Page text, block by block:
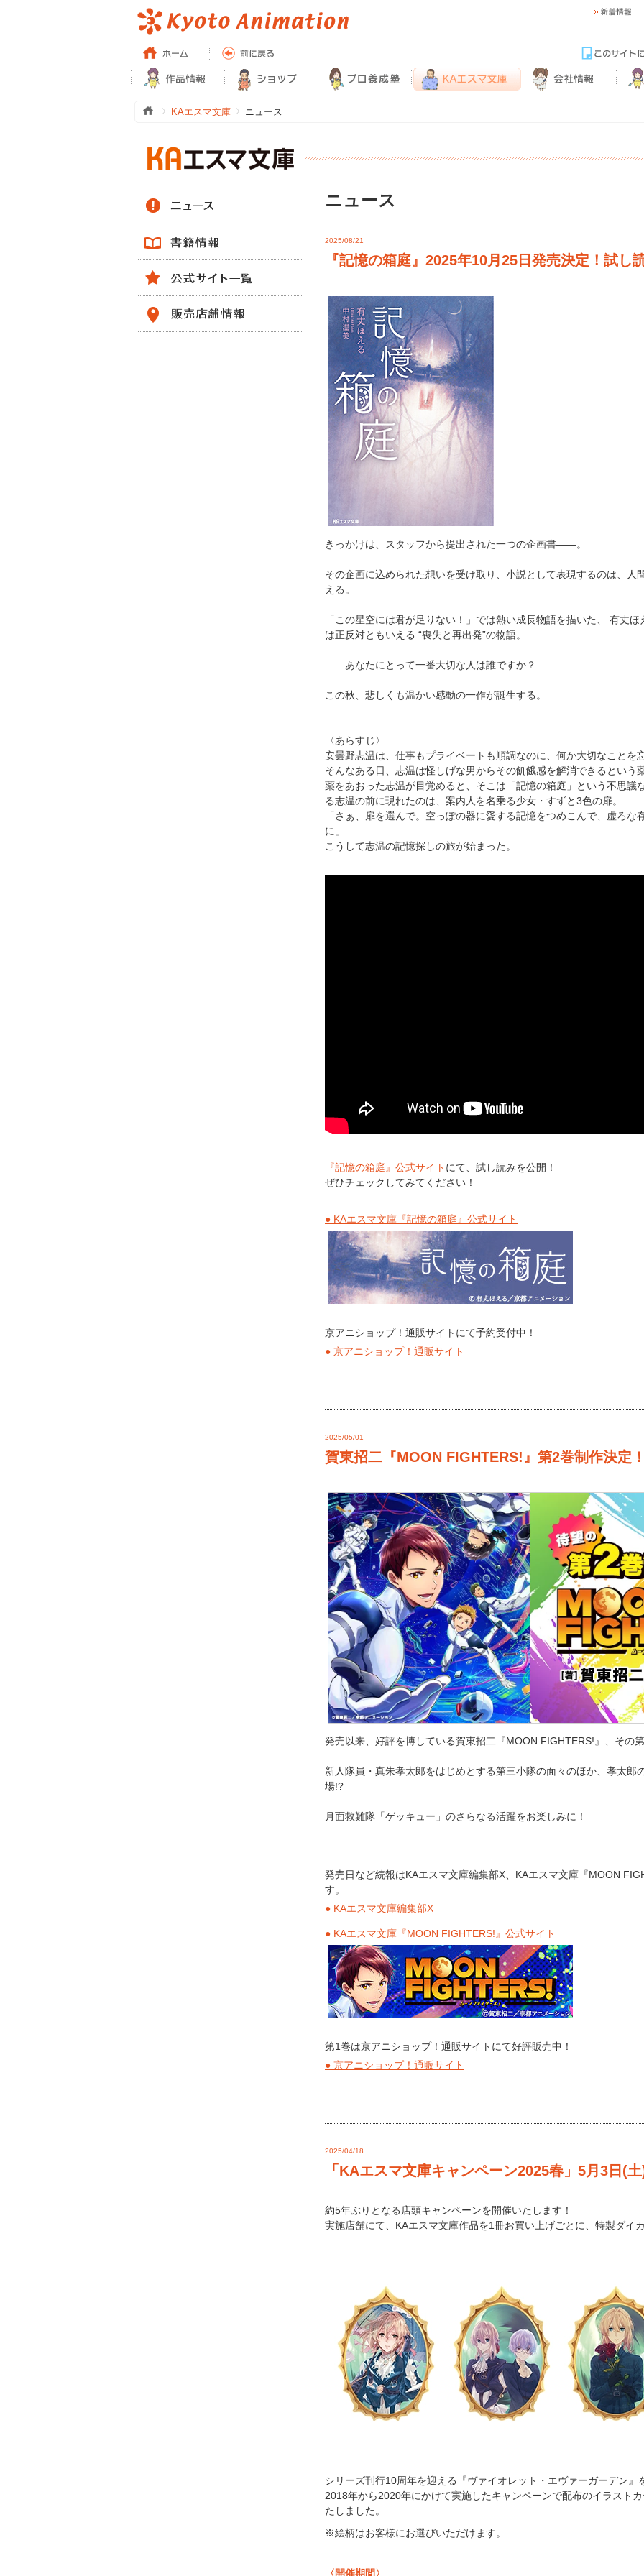
KAエスマ文庫 ニュース
ニュース
2025/08/21
『記憶の箱庭』2025年10月25日発売決定！試し
きっかけは、スタッフから提出された一つの企画書――。
その企画に込められた想いを受け取り、小説として表現するのは、人
える。
「この星空には君が足りない！」では熱い成長物語を描いた、 有丈
は正反対ともいえる “喪失と再出発”の物語。
――あなたにとって一番大切な人は誰ですか？――
この秋、悲しくも温かい感動の一作が誕生する。
〈あらすじ〉
安曇野志温は、仕事もプライベートも順調なのに、何か大切なことを
そんなある日、志温は怪しげな男からその飢餓感を解消できるという
薬をあおった志温が目覚めると、そこは「記憶の箱庭」という不思議
る志温の前に現れたのは、案内人を名乗る少女・すずと3色の扉。
「さぁ、扉を選んで。空っぽの器に愛する記憶をつめこんで、虚ろ
に」
こうして志温の記憶探しの旅が始まった。
『記憶の箱庭』公式サイト にて、試し読みを公開！
ぜひチェックしてみてください！
● KAエスマ文庫『記憶の箱庭』公式サイト
京アニショップ！通販サイトにて予約受付中！
● 京アニショップ！通販サイト
2025/05/01
賀東招二『MOON FIGHTERS!』第2巻制作決定
発売以来、好評を博している賀東招二『MOON FIGHTERS!』、その
新人隊員・真朱孝太郎をはじめとする第三小隊の面々のほか、孝太郎
場!?
月面救難隊「ゲッキュー」のさらなる活躍をお楽しみに！
発売日など続報はKAエスマ文庫編集部X、KAエスマ文庫『MOON
す。
● KAエスマ文庫編集部X
● KAエスマ文庫『MOON FIGHTERS!』公式サイト
第1巻は京アニショップ！通販サイトにて好評販売中！
● 京アニショップ！通販サイト
2025/04/18
「KAエスマ文庫キャンペーン2025春」5月3日(
約5年ぶりとなる店頭キャンペーンを開催いたします！
実施店舗にて、KAエスマ文庫作品を1冊お買い上げごとに、特製ダイ
シリーズ刊行10周年を迎える『ヴァイオレット・エヴァーガーデン』
2018年から2020年にかけて実施したキャンペーンで配布のイラスト
たしました。
※絵柄はお客様にお選びいただけます。
〈開催期間〉